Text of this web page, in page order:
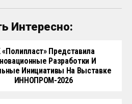
Интересно:
«Полипласт» Представила
Разработки И
Инициативы На Выставке
ИННОПРОМ-2026